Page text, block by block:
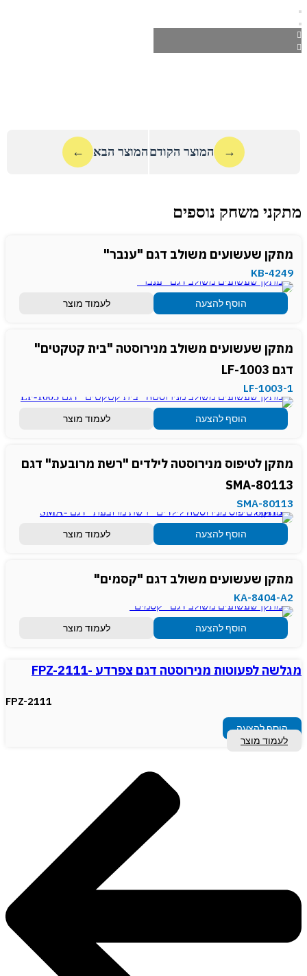
→ המוצר הקודם המוצר הבא ←
מתקני משחק נוספים
מתקן שעשועים משולב דגם "ענבר"
KB-4249
הוסף להצעה לעמוד מוצר
מתקן שעשועים משולב מנירוסטה "בית קטקטים"
דגם LF-1003
LF-1003-1
הוסף להצעה לעמוד מוצר
מתקן לטיפוס מנירוסטה לילדים "רשת מרובעת" דגם
SMA-80113
SMA-80113
הוסף להצעה לעמוד מוצר
מתקן שעשועים משולב דגם "קסמים"
KA-8404-A2
הוסף להצעה לעמוד מוצר
מגלשה לפעוטות מנירוסטה דגם צפרדע -FPZ-2111
FPZ-2111
הוסף להצעה
לעמוד מוצר